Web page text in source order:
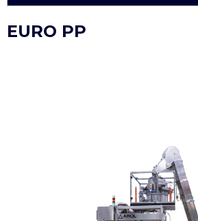
EURO PP